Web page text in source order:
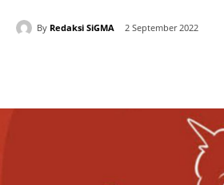
By Redaksi SiGMA 2 September 2022